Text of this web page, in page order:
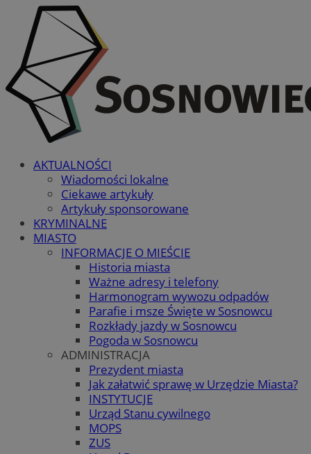
AKTUALNOŚCI
Wiadomości lokalne
Ciekawe artykuły
Artykuły sponsorowane
KRYMINALNE
MIASTO
INFORMACJE O MIEŚCIE
Historia miasta
Ważne adresy i telefony
Harmonogram wywozu odpadów
Parafie i msze Święte w Sosnowcu
Rozkłady jazdy w Sosnowcu
Pogoda w Sosnowcu
ADMINISTRACJA
Prezydent miasta
Jak załatwić sprawę w Urzędzie Miasta?
INSTYTUCJE
Urząd Stanu cywilnego
MOPS
ZUS